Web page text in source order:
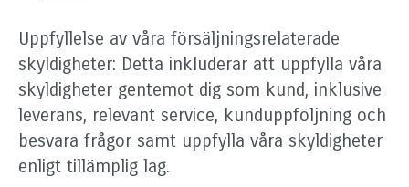
Uppfyllelse av våra försäljningsrelaterade
skyldigheter: Detta inkluderar att uppfylla våra
skyldigheter gentemot dig som kund, inklusive
leverans, relevant service, kunduppföljning och
besvara frågor samt uppfylla våra skyldigheter
enligt tillämplig lag.